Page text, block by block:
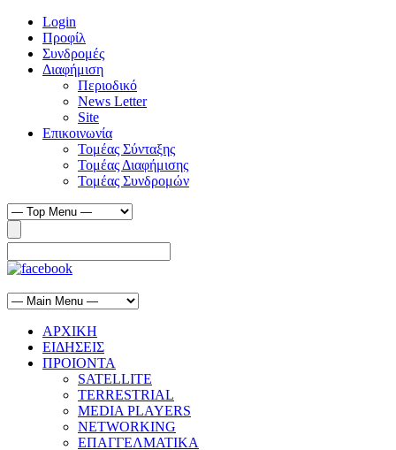
Login
Προφίλ
Συνδρομές
Διαφήμιση
Περιοδικό
News Letter
Site
Επικοινωνία
Τομέας Σύνταξης
Τομέας Διαφήμισης
Τομέας Συνδρομών
ΑΡΧΙΚΗ
ΕΙΔΗΣΕΙΣ
ΠΡΟΙΟΝΤΑ
SATELLITE
TERRESTRIAL
MEDIA PLAYERS
NETWORKING
ΕΠΑΓΓΕΛΜΑΤΙΚΑ